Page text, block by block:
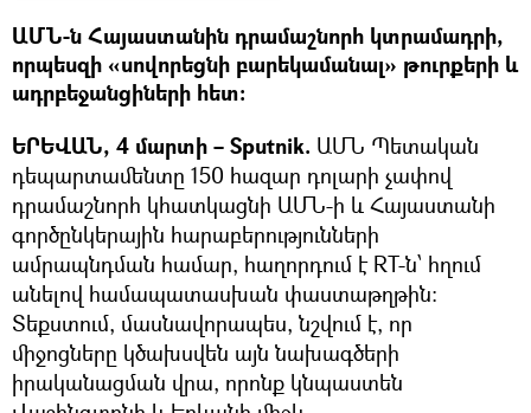
ԱՄՆ-ն Հայաստանին դրամաշնորհ կտրամադրի,
որպեսզի «սովորեցնի բարեկամանալ» թուրքերի և
ադրբեջանցիների հետ։
ԵՐԵՎԱՆ, 4 մարտի – Sputnik. ԱՄՆ Պետական
դեպարտամենտը 150 հազար դոլարի չափով
դրամաշնորհ կհատկացնի ԱՄՆ-ի և Հայաստանի
գործընկերային հարաբերությունների
ամրապնդման համար, հաղորդում է RT-ն՝ հղում
անելով համապատասխան փաստաթղթին:
Տեքստում, մասնավորապես, նշվում է, որ
միջոցները կծախսվեն այն նախագծերի
իրականացման վրա, որոնք կնպաստեն